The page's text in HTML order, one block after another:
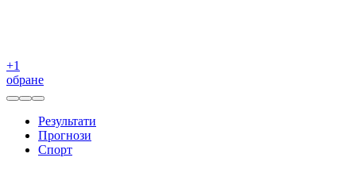
+1
обране
Результати
Прогнози
Спорт